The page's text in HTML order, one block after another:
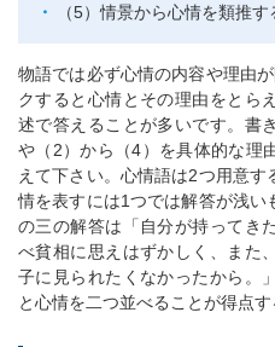
（5）情景から心情を類推す
物語では必ず心情の内容や理由
クすると心情とその理由をとら
述で答えることが多いです。書
や（2）から（4）を具体的な理
えて下さい。心情語は2つ用意
情を表すには1つでは解答が浅
の三の解答は「自分が持ってき
べ貧相に思えはずかしく、また
子に見られたくなかったから。
と心情を二つ並べることが得点す